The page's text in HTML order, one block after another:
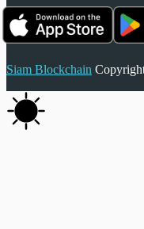
Siam Blockchain